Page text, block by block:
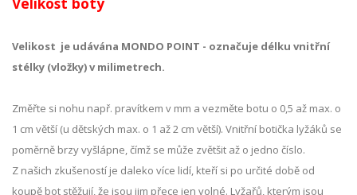
Velikost je udávána MONDO POINT - označuje délku vnitřní
stélky (vložky) v milimetrech.
Změřte si nohu např. pravítkem v mm a vezměte botu o 0,5 až max. o
1 cm větší (u dětských max. o 1 až 2 cm větší). Vnitřní botička lyžáků se
poměrně brzy vyšlápne, čímž se může zvětšit až o jedno číslo.
Z našich zkušeností je daleko více lidí, kteří si po určité době od
koupě bot stěžují, že jsou jim přece jen volné. Lyžařů, kterým jsou